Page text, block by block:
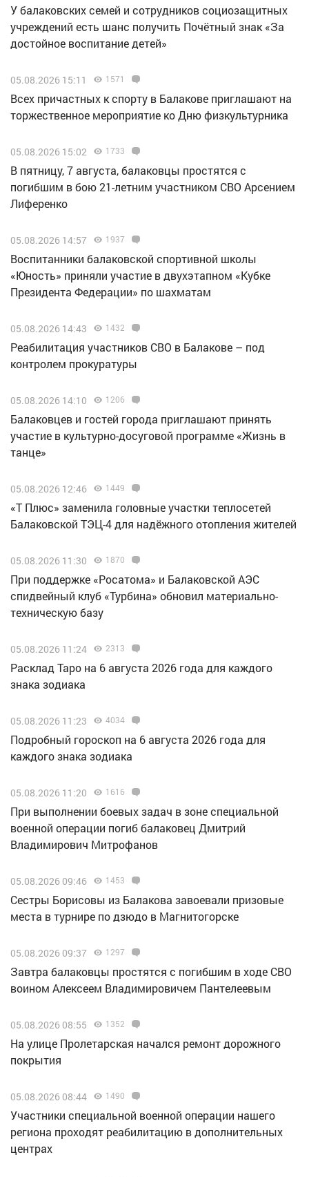
У балаковских семей и сотрудников социозащитных
учреждений есть шанс получить Почётный знак «За
достойное воспитание детей»
05.08.2026 15:11 1571
Всех причастных к спорту в Балакове приглашают на
торжественное мероприятие ко Дню физкультурника
05.08.2026 15:02 1733
В пятницу, 7 августа, балаковцы простятся с
погибшим в бою 21-летним участником СВО Арсением
Лиференко
05.08.2026 14:57 1937
Воспитанники балаковской спортивной школы
«Юность» приняли участие в двухэтапном «Кубке
Президента Федерации» по шахматам
05.08.2026 14:43 1432
Реабилитация участников СВО в Балакове – под
контролем прокуратуры
05.08.2026 14:10 1206
Балаковцев и гостей города приглашают принять
участие в культурно-досуговой программе «Жизнь в
танце»
05.08.2026 12:46 1449
«Т Плюс» заменила головные участки теплосетей
Балаковской ТЭЦ-4 для надёжного отопления жителей
05.08.2026 11:30 1870
При поддержке «Росатома» и Балаковской АЭС
спидвейный клуб «Турбина» обновил материально-
техническую базу
05.08.2026 11:24 2313
Расклад Таро на 6 августа 2026 года для каждого
знака зодиака
05.08.2026 11:23 4034
Подробный гороскоп на 6 августа 2026 года для
каждого знака зодиака
05.08.2026 11:20 1616
При выполнении боевых задач в зоне специальной
военной операции погиб балаковец Дмитрий
Владимирович Митрофанов
05.08.2026 09:46 1453
Сестры Борисовы из Балакова завоевали призовые
места в турнире по дзюдо в Магнитогорске
05.08.2026 09:37 1297
Завтра балаковцы простятся с погибшим в ходе СВО
воином Алексеем Владимировичем Пантелеевым
05.08.2026 08:55 1352
На улице Пролетарская начался ремонт дорожного
покрытия
05.08.2026 08:44 1490
Участники специальной военной операции нашего
региона проходят реабилитацию в дополнительных
центрах